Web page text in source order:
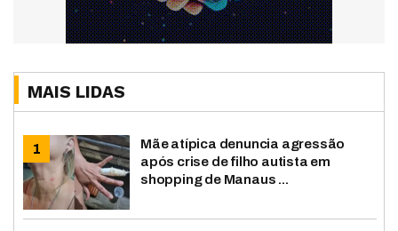
MAIS LIDAS
Mãe atípica denuncia agressão
após crise de filho autista em
shopping de Manaus ...